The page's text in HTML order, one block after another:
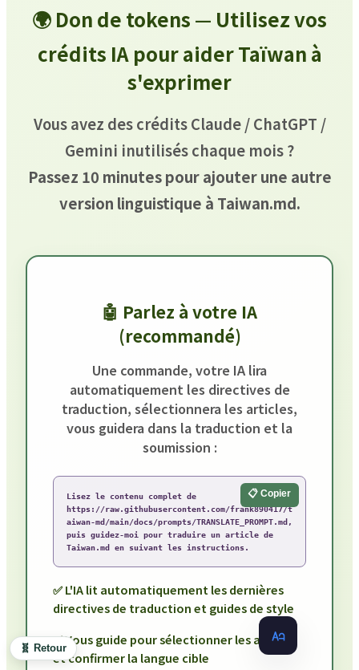
🌍 Don de tokens — Utilisez vos
crédits IA pour aider Taïwan à
s'exprimer
Vous avez des crédits Claude / ChatGPT /
Gemini inutilisés chaque mois ?
Passez 10 minutes pour ajouter une autre
version linguistique à Taiwan.md.
🤖 Parlez à votre IA
(recommandé)
Une commande, votre IA lira
automatiquement les directives de
traduction, sélectionnera les articles,
vous guidera dans la traduction et la
soumission :
Lisez le contenu complet de
https://raw.githubusercontent.com/frank890417/t
aiwan-md/main/docs/prompts/TRANSLATE_PROMPT.md,
puis guidez-moi pour traduire un article de
Taiwan.md en suivant les instructions.
📋 Copier
✅ L'IA lit automatiquement les dernières
directives de traduction et guides de style
✅ Vous guide pour sélectionner les articles
et confirmer la langue cible
🧬 Retour